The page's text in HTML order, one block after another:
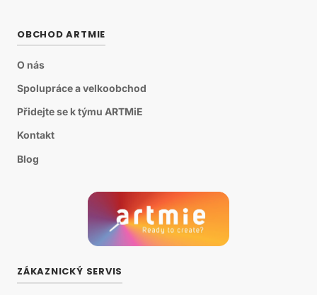
OBCHOD ARTMIE
O nás
Spolupráce a velkoobchod
Přidejte se k týmu ARTMiE
Kontakt
Blog
ZÁKAZNICKÝ SERVIS